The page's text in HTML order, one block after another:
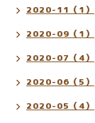
2020-11（1）
2020-09（1）
2020-07（4）
2020-06（5）
2020-05（4）